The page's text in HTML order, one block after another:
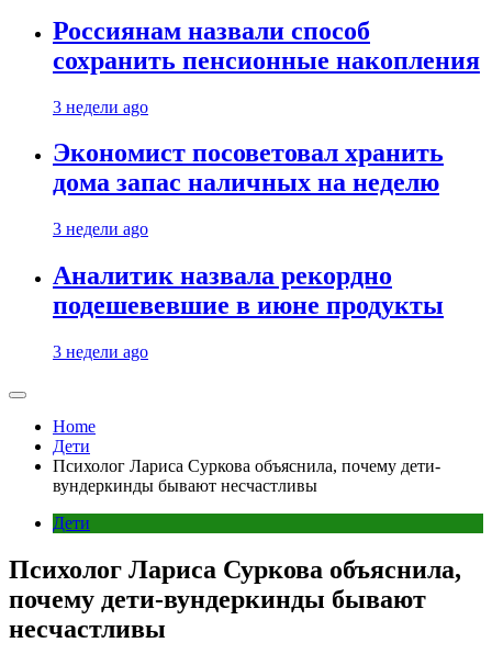
Россиянам назвали способ
сохранить пенсионные накопления
3 недели ago
Экономист посоветовал хранить
дома запас наличных на неделю
3 недели ago
Аналитик назвала рекордно
подешевевшие в июне продукты
3 недели ago
Home
Дети
Психолог Лариса Суркова объяснила, почему дети-
вундеркинды бывают несчастливы
Дети
Психолог Лариса Суркова объяснила,
почему дети-вундеркинды бывают
несчастливы